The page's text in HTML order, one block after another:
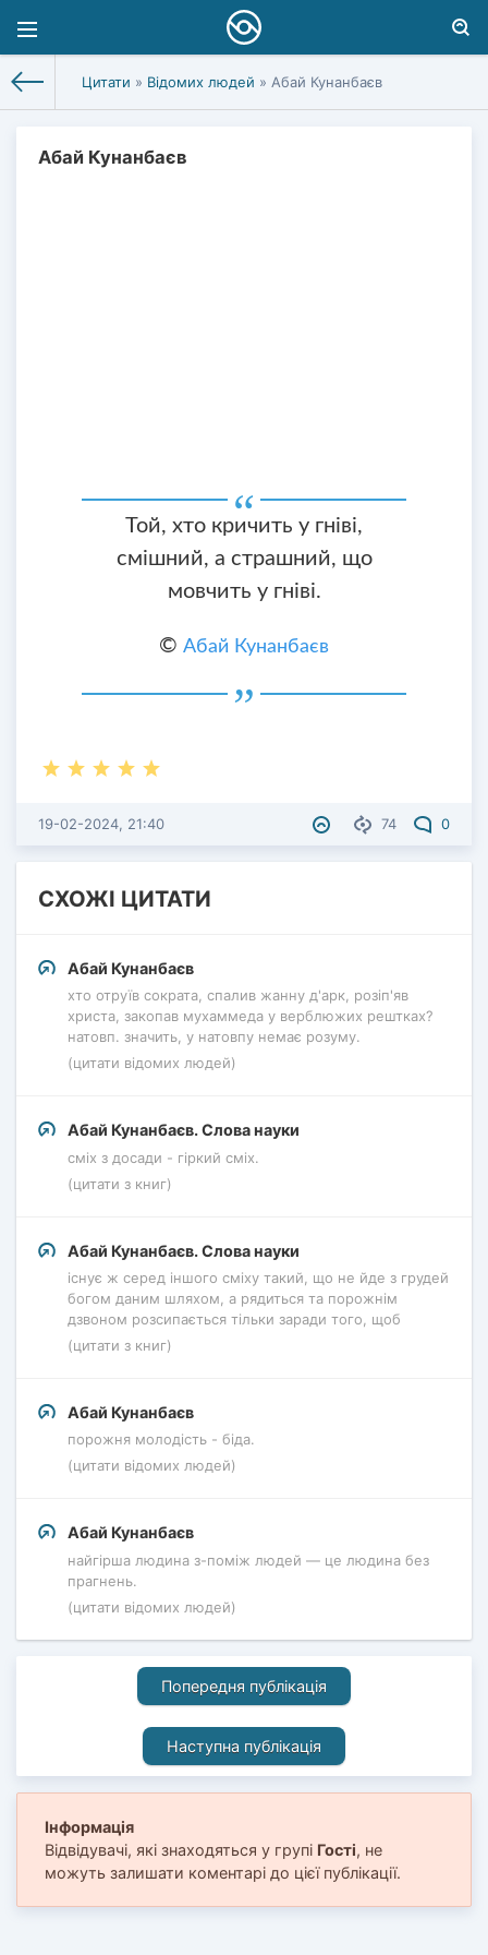
Цитати » Відомих людей » Абай Кунанбаєв
Абай Кунанбаєв
Той, хто кричить у гніві,
смішний, а страшний, що
мовчить у гніві.
© Абай Кунанбаєв
74 0
19-02-2024, 21:40
СХОЖІ ЦИТАТИ
Абай Кунанбаєв
хто отруїв сократа, спалив жанну д'арк, розіп'яв
христа, закопав мухаммеда у верблюжих рештках?
натовп. значить, у натовпу немає розуму.
(цитати відомих людей)
Абай Кунанбаєв. Слова науки
сміх з досади - гіркий сміх.
(цитати з книг)
Абай Кунанбаєв. Слова науки
існує ж серед іншого сміху такий, що не йде з грудей
богом даним шляхом, а рядиться та порожнім
дзвоном розсипається тільки заради того, щоб
(цитати з книг)
Абай Кунанбаєв
порожня молодість - біда.
(цитати відомих людей)
Абай Кунанбаєв
найгірша людина з-поміж людей — це людина без
прагнень.
(цитати відомих людей)
Попередня публікація
Наступна публікація
Інформація
Відвідувачі, які знаходяться у групі Гості, не
можуть залишати коментарі до цієї публікації.